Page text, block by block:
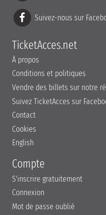
Suivez-nous sur
TicketAcces.net
À propos
Conditions et politiques
Vendre des billets sur notre
Suivez TicketAcces sur
Contact
Cookies
English
Compte
S'inscrire gratuitement
Connexion
Mot de passe oublié